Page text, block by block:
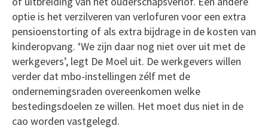
optie is het verzilveren van verlofuren voor een extra
pensioenstorting of als extra bijdrage in de kosten van
kinderopvang. ‘We zijn daar nog niet over uit met de
werkgevers’, legt De Moel uit. De werkgevers willen
verder dat mbo-instellingen zélf met de
ondernemingsraden overeenkomen welke
bestedingsdoelen ze willen. Het moet dus niet in de
cao worden vastgelegd.